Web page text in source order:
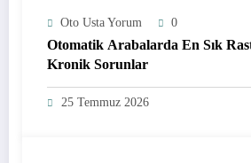
Oto Usta Yorum 0
Otomatik Arabalarda En Sık
Kronik Sorunlar
25 Temmuz 2026